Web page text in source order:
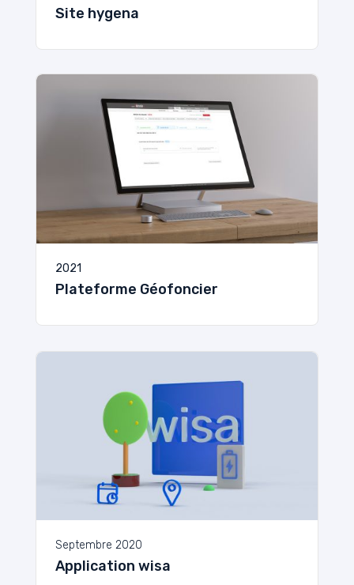
Site hygena
2021
Plateforme Géofoncier
Septembre 2020
Application wisa